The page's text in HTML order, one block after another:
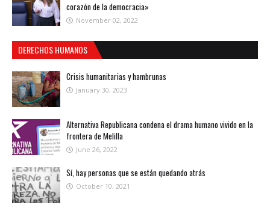
corazón de la democracia»
November 02, 2022
DERECHOS HUMANOS
Crisis humanitarias y hambrunas
January 30, 2023
Alternativa Republicana condena el drama humano vivido en la
frontera de Melilla
June 26, 2022
Sí, hay personas que se están quedando atrás
October 10, 2021